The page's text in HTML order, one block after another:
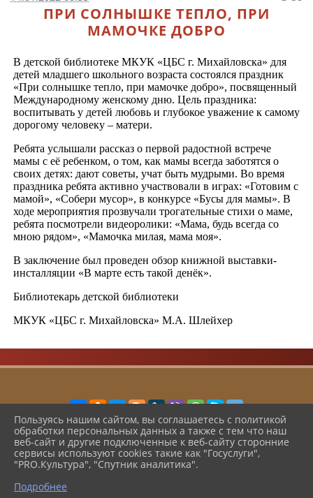
ПРИ СОЛНЫШКЕ ТЕПЛО, ПРИ
МАМОЧКЕ ДОБРО
В детской библиотеке МКУК «ЦБС г. Михайловска» для
детей младшего школьного возраста состоялся праздник
«При солнышке тепло, при мамочке добро», посвященный
Международному женскому дню. Цель праздника:
воспитывать у детей любовь и глубокое уважение к самому
дорогому человеку – матери.
Ребята услышали рассказ о первой радостной встрече
мамы с её ребенком, о том, как мамы всегда заботятся о
своих детях: дают советы, учат быть мудрыми. Во время
праздника ребята активно участвовали в играх: «Готовим с
мамой», «Собери мусор», в конкурсе «Бусы для мамы». В
ходе мероприятия прозвучали трогательные стихи о маме,
ребята посмотрели видеоролики: «Мама, будь всегда со
мною рядом», «Мамочка милая, мама моя».
В заключение был проведен обзор книжной выставки-
инсталляции «В марте есть такой денёк».
Библиотекарь детской библиотеки
МКУК «ЦБС г. Михайловска» М.А. Шлейхер
2026 г. cbsshmo.ru
Вход
Карта сайта
Политика обработки персональных данных
Пользуясь нашим сайтом, вы соглашаетесь с политикой
обработки персональных данных а также с тем что наш
веб-сайт и другие подключенные к веб-сайту сторонние
сервисы используют cookies такие как "Госуслуги",
"PRO.Культура", "Спутник аналитика".
Подробнее